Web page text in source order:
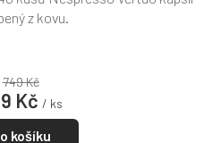
749 Kč
Kč / ks
košíku
z kovu.